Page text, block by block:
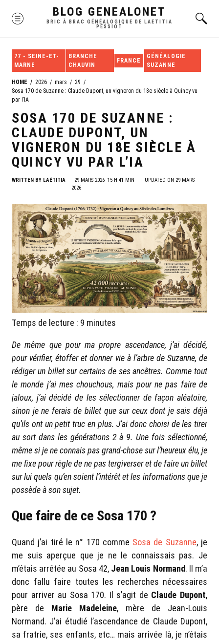
MENU BLOG GENEALONET
BRIC À BRAC GÉNÉALOGIQUE DE LAETITIA
PESSIOT
77 - SEINE-ET-
MARNE
BRANCHE
CHAUVIN
FRANCE
GÉNÉALOGIE
SUZANNE
HOME 2026 mars
29
Sosa 170 de Suzanne : Claude Dupont, un vigneron du 18e siècle à Quincy vu
par l’IA
SOSA 170 DE SUZANNE :
CLAUDE DUPONT, UN
VIGNERON DU 18E SIÈCLE À
QUINCY VU PAR L’IA
WRITTEN BY LAËTITIA 29 MARS 2026 15 H 41 MIN
UPDATED ON 29 MARS
2026
Temps de lecture : 9 minutes
De même que pour ma propre ascendance, j’ai décidé,
pour vérifier, étoffer et donner vie à l’arbre de Suzanne, de
rédiger un billet sur certains de ses ancêtres. Comme tout
le monde j’ai mes chouchous, mais pour ne pas faire de
jaloux, j’ai décidé de les sélectionner de façon aléatoire,
sinon je ne ferais de billet que sur ceux dont je sais déjà
qu’ils ont un petit truc en plus. J’ai donc choisi de les tirer
au sort dans les générations 2 à 9. Une fois sélectionné,
même si je ne connais pas grand-chose sur l’heureux élu, je
me fixe pour règle de ne pas tergiverser et de faire un billet
sur lui quels qu’en soient l’intérêt et les informations que je
possède à son sujet.
Que faire de ce Sosa 170 ?
Quand j’ai tiré le n° 170 comme Sosa de Suzanne, je
me suis aperçue que je ne le connaissais pas. Je
m’étais arrêtée au Sosa 42, Jean Louis Normand. Il m’a
donc fallu faire toutes les recherches nécessaires
pour arriver au Sosa 170. Il s’agit de Claude Dupont,
père de Marie Madeleine, mère de Jean-Louis
Normand. J’ai étudié l’ascendance de Claude Dupont,
sa fratrie, ses enfants, etc… mais arrivée là, je n’étais